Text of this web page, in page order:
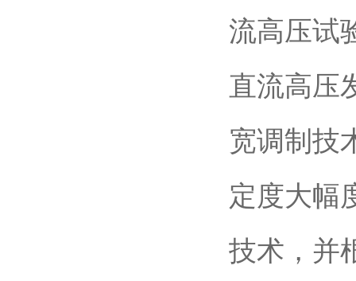
流高压试
直流高压
宽调制技
定度大幅
技术，并